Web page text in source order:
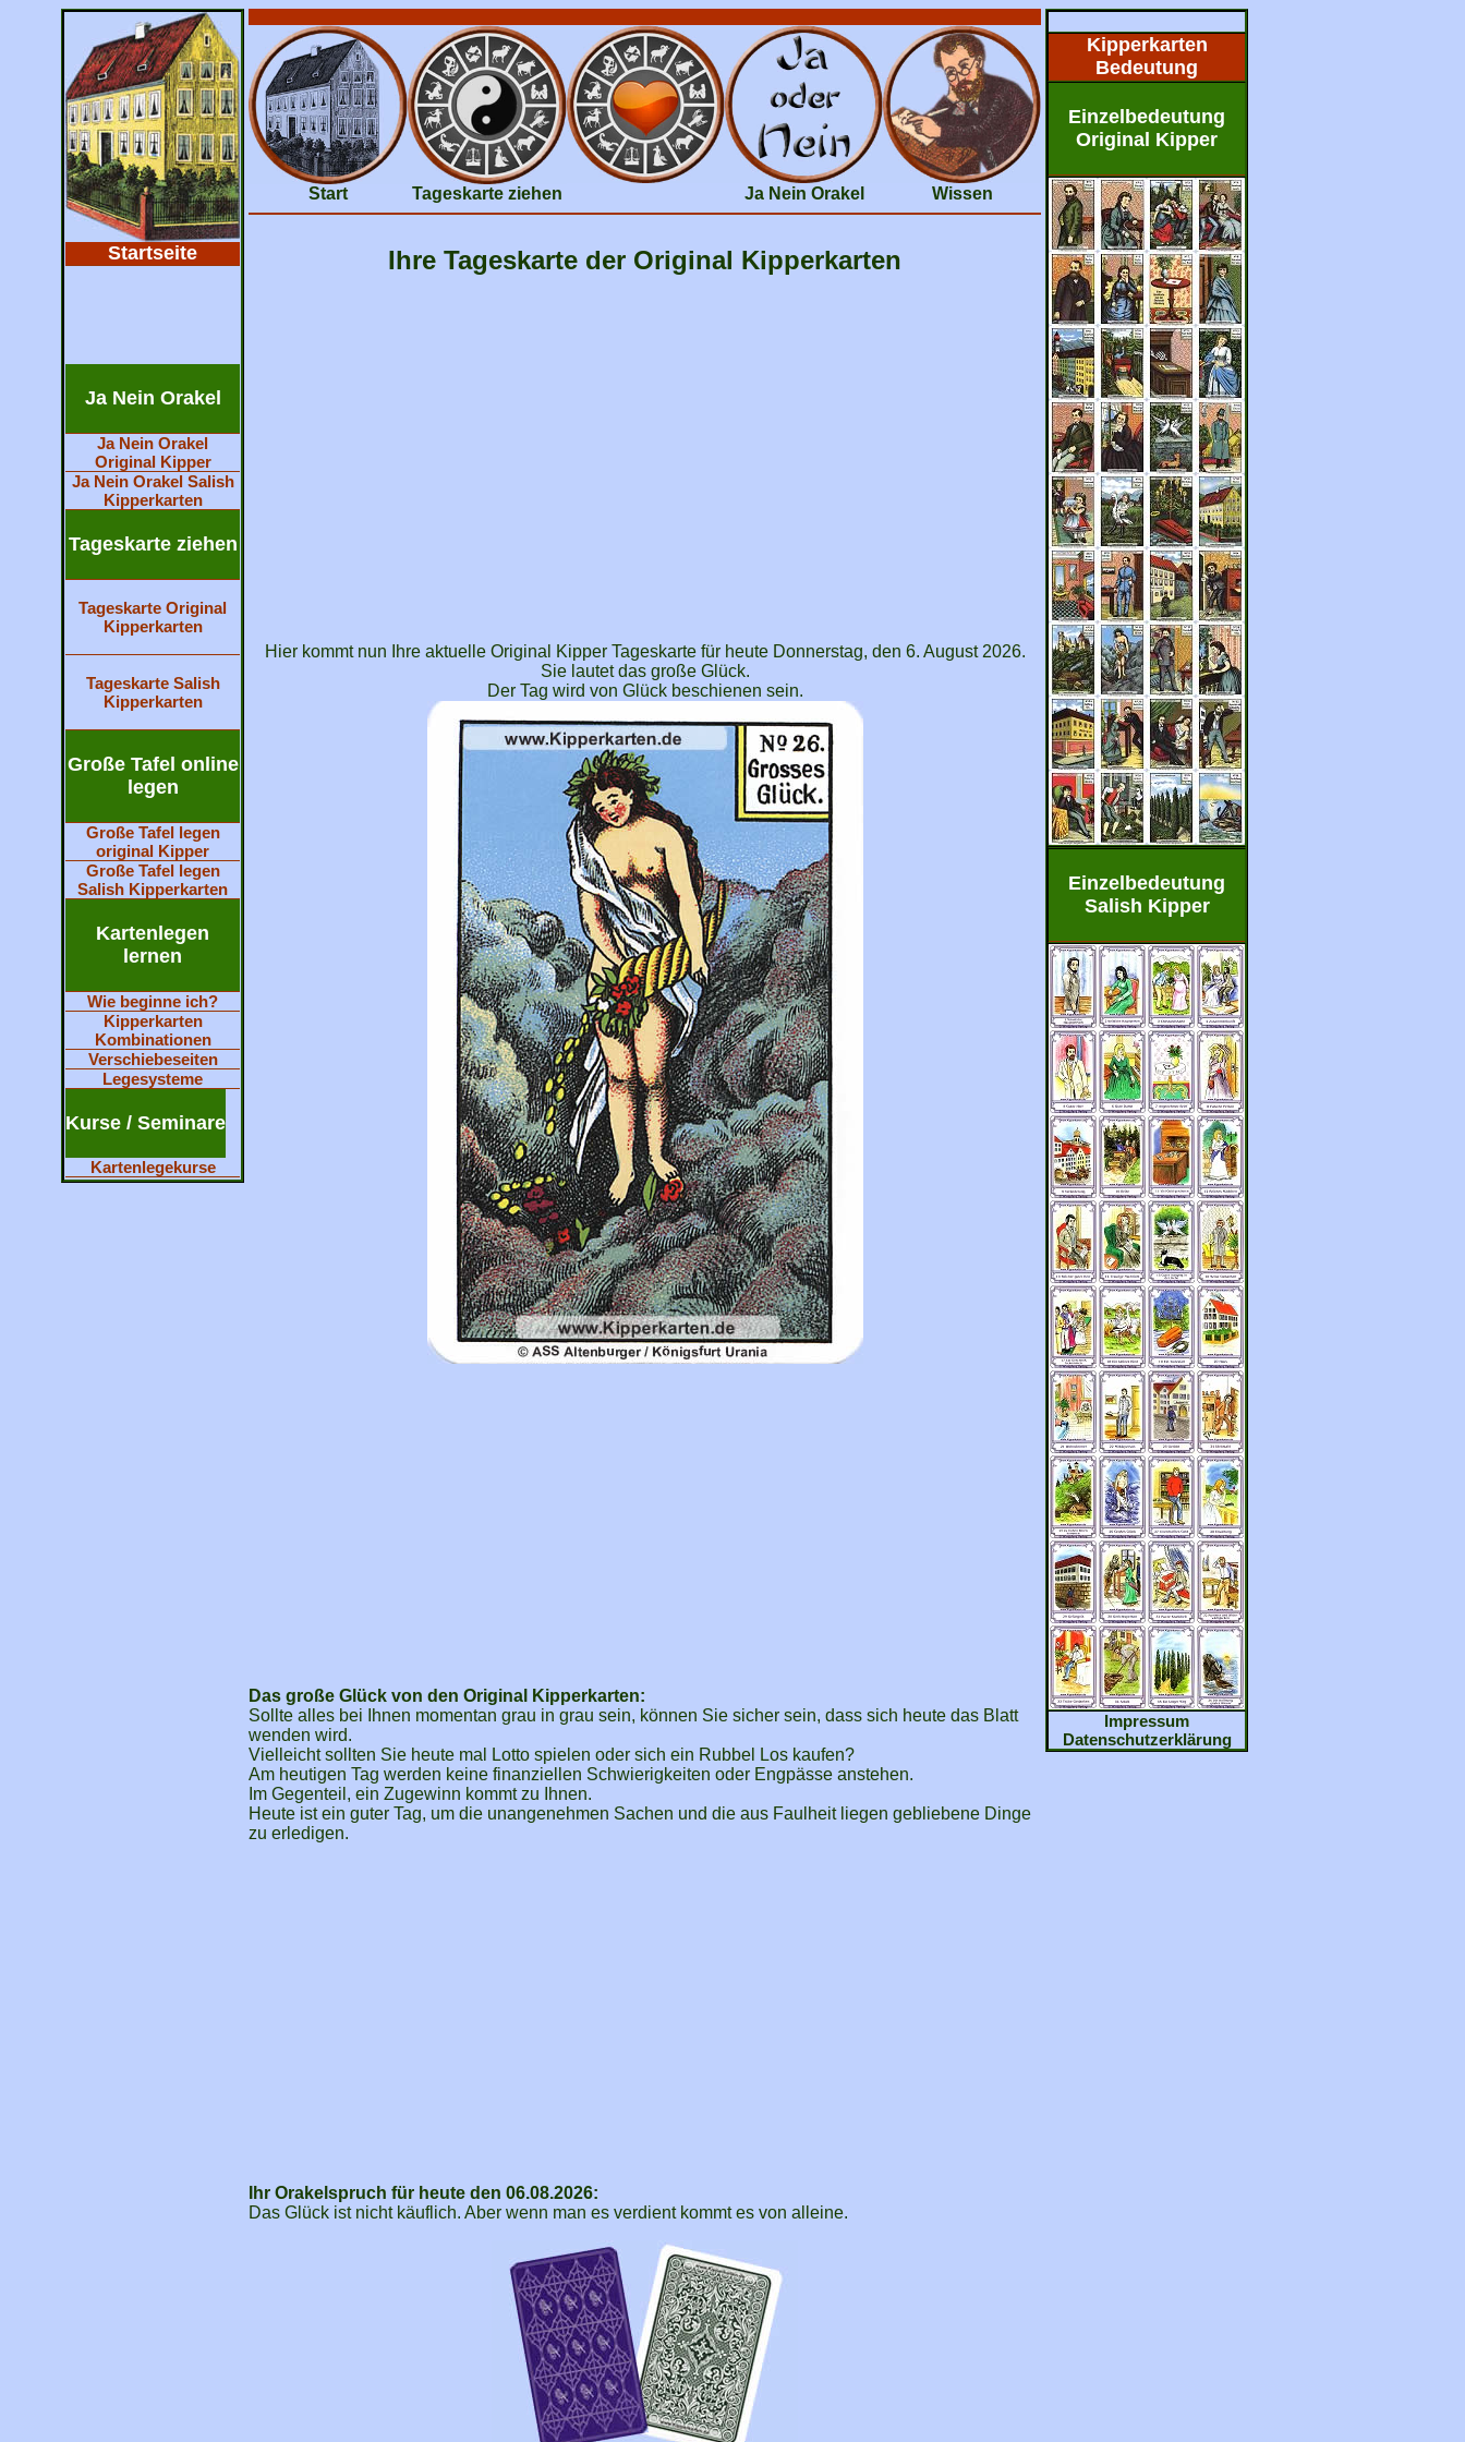
Startseite
Ja Nein Orakel
Ja Nein Orakel
Original Kipper
Ja Nein Orakel Salish
Kipperkarten
Tageskarte ziehen
Tageskarte Original
Kipperkarten
Tageskarte Salish
Kipperkarten
Große Tafel online
legen
Große Tafel legen
original Kipper
Große Tafel legen
Salish Kipperkarten
Kartenlegen
lernen
Wie beginne ich?
Kipperkarten
Kombinationen
Verschiebeseiten
Legesysteme
Kurse / Seminare
Kartenlegekurse
Start Tageskarte ziehen Ja Nein Orakel Wissen
Ihre Tageskarte der Original Kipperkarten
Hier kommt nun Ihre aktuelle Original Kipper Tageskarte für heute Donnerstag, den 6. August 2026.
Sie lautet das große Glück.
Der Tag wird von Glück beschienen sein.
Das große Glück von den Original Kipperkarten:
Sollte alles bei Ihnen momentan grau in grau sein, können Sie sicher sein, dass sich heute das Blatt
wenden wird.
Vielleicht sollten Sie heute mal Lotto spielen oder sich ein Rubbel Los kaufen?
Am heutigen Tag werden keine finanziellen Schwierigkeiten oder Engpässe anstehen.
Im Gegenteil, ein Zugewinn kommt zu Ihnen.
Heute ist ein guter Tag, um die unangenehmen Sachen und die aus Faulheit liegen gebliebene Dinge
zu erledigen.
Ihr Orakelspruch für heute den 06.08.2026:
Das Glück ist nicht käuflich. Aber wenn man es verdient kommt es von alleine.
Kipperkarten
Bedeutung
Einzelbedeutung
Original Kipper
Einzelbedeutung
Salish Kipper
Impressum
Datenschutzerklärung